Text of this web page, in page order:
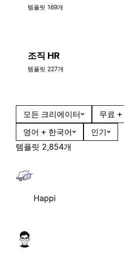
템플릿 169개
조직 HR
템플릿 227개
모든 크리에이터
무료 +
영어 + 한국어
인기
템플릿 2,854개
Happi